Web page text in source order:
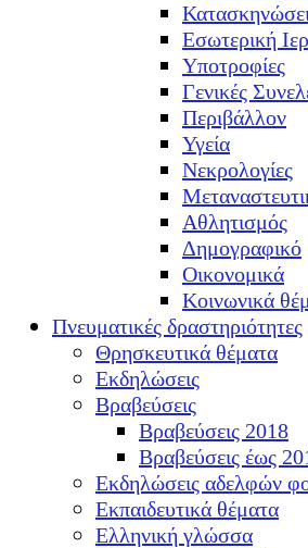
Εσωτερική
Υποτροφίες
Γενικές
Περιβάλλον
Υγεία
Νεκρολογίες
Αθλητισμός
Δημογραφικό
Οικονομικά
Κοινωνικά
Πνευματικές δραστηριότητες
Θρησκευτικά θέματα
Εκδηλώσεις
Βραβεύσεις
Βραβεύσεις 2018
Βραβεύσεις έως
Εκδηλώσεις αδελφών
Εκπαιδευτικά θέματα
Ελληνική γλώσσα